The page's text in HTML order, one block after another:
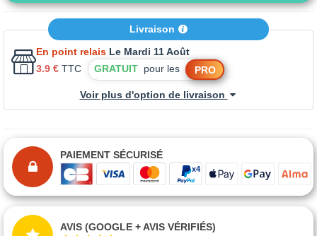
Livraison
En point relais Le Mardi 11 Août
3.9 € TTC GRATUIT pour les PRO
Voir plus d'option de livraison
PAIEMENT SÉCURISÉ
AVIS (GOOGLE + AVIS VÉRIFIÉS)